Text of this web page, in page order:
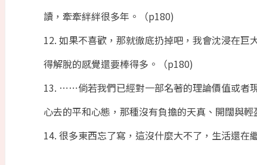
讀，牽牽絆絆很多年。（p180)
12. 如果不喜歡，那就徹底扔掉吧，我會沈浸在
得解脫的感覺還要棒得多。（p180)
13. ⋯⋯倘若我們已經對一部名著的理論價值或者
心去的平和心態，那種沒有負擔的天真、開闊與
14. 很多東西忘了寫，這沒什麼大不了，生活還在